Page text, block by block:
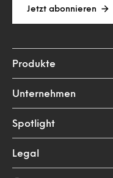
Jetzt abonnieren
Produkte
Unternehmen
Spotlight
Legal